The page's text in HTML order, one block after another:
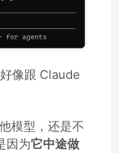
像跟 Claude
模型，还是不
因为它中途做